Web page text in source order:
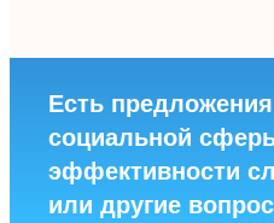
Есть
социальной
эффективности
или другие